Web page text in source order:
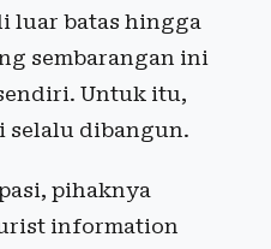
luar batas hingga
sembarangan ini
Untuk itu,
selalu dibangun.
pihaknya
information